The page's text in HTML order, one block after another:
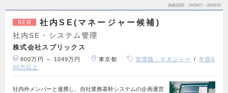
掲載期間 26/08/07～26/08/20
NEW 社内SE(マネージャー候補)
社内SE・システム管理
株式会社スプリックス
800万円 ～ 1049万円 東京都 管理職・マネジャー
年収6
00万以上
社内外メンバーと連携し、自社業務基幹システムの企画運営